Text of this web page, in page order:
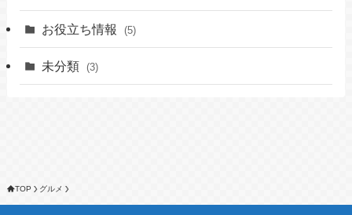
お役立ち情報 (5)
未分類 (3)
TOP グルメ